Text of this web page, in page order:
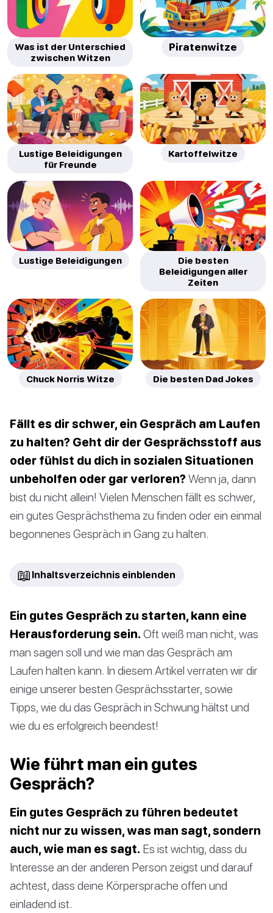
Was ist der Unterschied
zwischen Witzen
Piratenwitze
Lustige Beleidigungen
für Freunde
Kartoffelwitze
Lustige Beleidigungen
Die besten
Beleidigungen aller
Zeiten
Chuck Norris Witze Die besten Dad Jokes
Fällt es dir schwer, ein Gespräch am Laufen
zu halten? Geht dir der Gesprächsstoff aus
oder fühlst du dich in sozialen Situationen
unbeholfen oder gar verloren?Wenn ja, dann
bist du nicht allein! Vielen Menschen fällt es schwer,
ein gutes Gesprächsthema zu finden oder ein einmal
begonnenes Gespräch in Gang zu halten.
📖 Inhaltsverzeichnis einblenden
Ein gutes Gespräch zu starten, kann eine
Herausforderung sein. Oft weiß man nicht, was
man sagen soll und wie man das Gespräch am
Laufen halten kann. In diesem Artikel verraten wir dir
einige unserer besten Gesprächsstarter, sowie
Tipps, wie du das Gespräch in Schwung hältst und
wie du es erfolgreich beendest!
Wie führt man ein gutes
Gespräch?
Ein gutes Gespräch zu führen bedeutet
nicht nur zu wissen, was man sagt, sondern
auch, wie man es sagt. Es ist wichtig, dass du
Interesse an der anderen Person zeigst und darauf
achtest, dass deine Körpersprache offen und
einladend ist.